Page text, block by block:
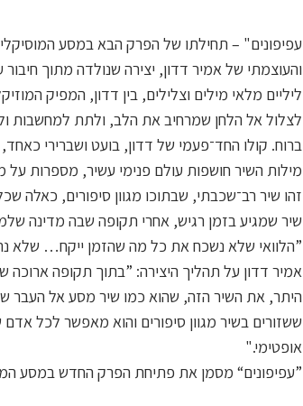
עפיפונים" – תחילתו של הפרק הבא במסע
והעוצמתי של אמיר דדון, יצירה שנולדה מתוך
ליליים מלאי מילים וצלילים, בין דדון, המפיק
לצלול אל הלחן שמרחיב את הלב, ולתת למחשבות
ברוח. קולו החד־פעמי של דדון, בועט ושברירי
מילות השיר חושפות עולם פנימי עשיר, מספרות על
זהו שיר רב־שכבתי, שבתוכו מגוון סיפורים, כאלה
שיר שמגיע בזמן רגיש, אחרי תקופה שבה מדינה
”הלוואי שלא נשכח את כל מה שהזמן ייקח… שלא
אמיר דדון על תהליך היצירה: ”בתוך תקופה ארוכה
היתר, את השיר הזה, שהוא כמו שיר מסע אל העבר
ששזורים בשיר מגוון סיפורים והוא מאפשר לכל
אופטימי."
”עפיפונים“ מסמן את פתיחת הפרק החדש במסע